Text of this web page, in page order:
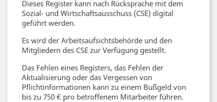
Dieses Register kann nach Rücksprache mit dem
Sozial- und Wirtschaftsausschuss (CSE) digital
geführt werden.
Es wird der Arbeitsaufsichtsbehörde und den
Mitgliedern des CSE zur Verfügung gestellt.
Das Fehlen eines Registers, das Fehlen der
Aktualisierung oder das Vergessen von
Pflichtinformationen kann zu einem Bußgeld von
bis zu 750 € pro betroffenem Mitarbeiter führen.